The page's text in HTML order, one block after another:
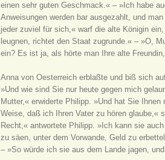
einen sehr guten Geschmack.« – »Ich habe
Anweisungen werden bar ausgezahlt, und
jeder zuviel für sich,« warf die alte Königin
leugnen, richtet den Staat zugrunde.« – »O,
ein? Es ist ja, als hörte man Ihre alte
Anna von Oesterreich erblaßte und biß sich
»Und wie sind Sie nur heute gegen mich
Mutter,« erwiderte Philipp. »Und hat Sie
Weise, daß ich Ihren Vater zu hören glaube,«
Recht,« antwortete Philipp. »Ich kann sie
zu säen, unter dem Vorwande, Geld zu
– »So würde ich sie aus dem Lande jagen,